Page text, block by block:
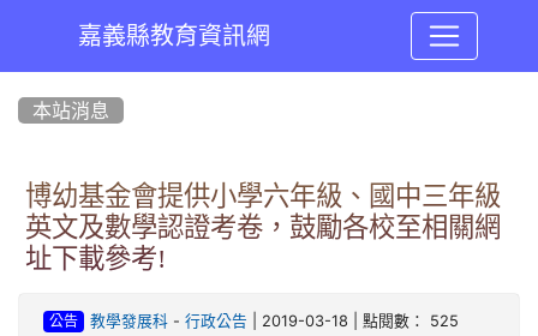
嘉義縣教育資訊網
本站消息
博幼基金會提供小學六年級、國中三年級
英文及數學認證考卷，鼓勵各校至相關網
址下載參考!
公告 教學發展科- 行政公告 | 2019-03-18 | 點閱數： 525